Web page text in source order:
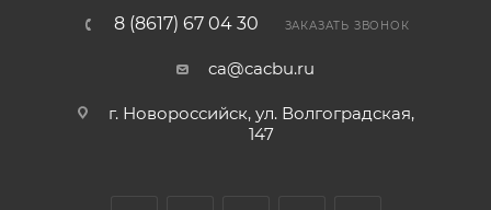
8 (8617) 67 04 30 ЗАКАЗАТЬ ЗВОНОК
ca@cacbu.ru
г. Новороссийск, ул. Волгоградская,
147